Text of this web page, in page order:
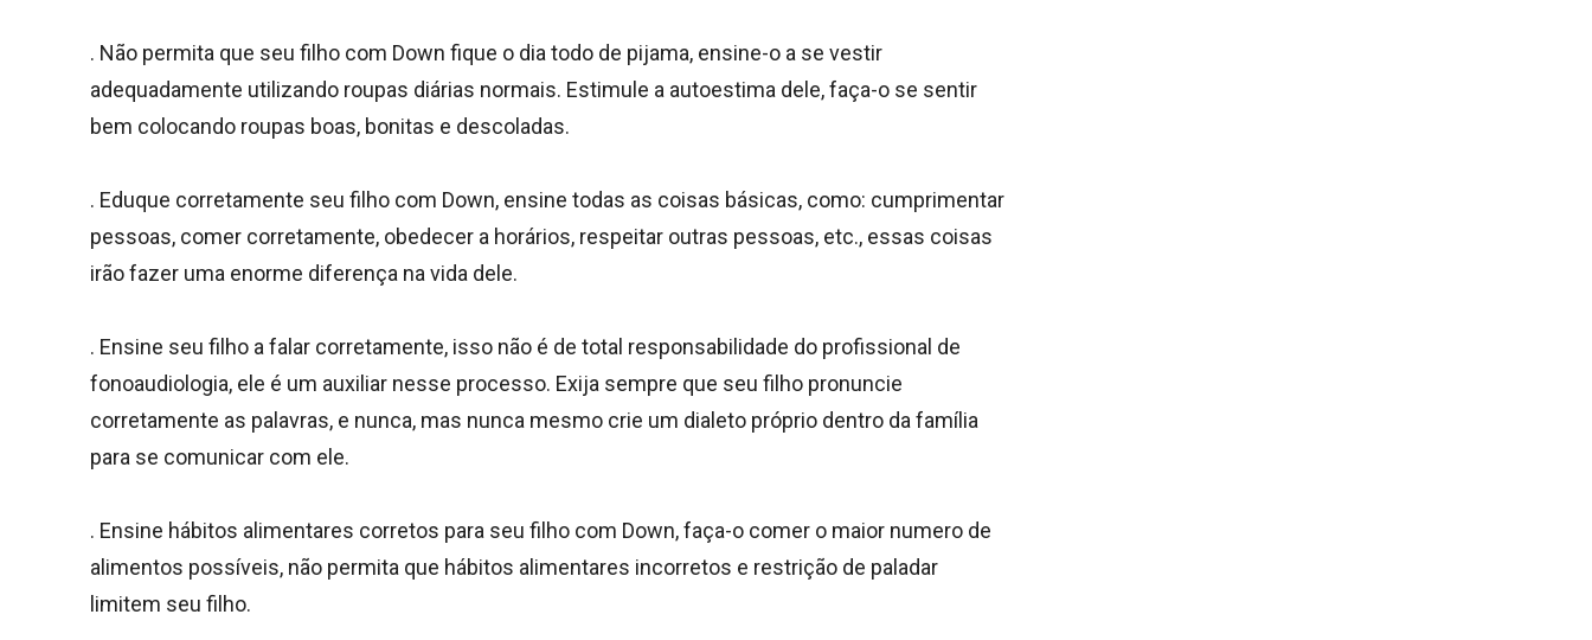
. Não permita que seu filho com Down fique o dia todo de pijama, ensine-o a se vestir
adequadamente utilizando roupas diárias normais. Estimule a autoestima dele, faça-o se sentir
bem colocando roupas boas, bonitas e descoladas.
. Eduque corretamente seu filho com Down, ensine todas as coisas básicas, como: cumprimentar
pessoas, comer corretamente, obedecer a horários, respeitar outras pessoas, etc., essas coisas
irão fazer uma enorme diferença na vida dele.
. Ensine seu filho a falar corretamente, isso não é de total responsabilidade do profissional de
fonoaudiologia, ele é um auxiliar nesse processo. Exija sempre que seu filho pronuncie
corretamente as palavras, e nunca, mas nunca mesmo crie um dialeto próprio dentro da família
para se comunicar com ele.
. Ensine hábitos alimentares corretos para seu filho com Down, faça-o comer o maior numero de
alimentos possíveis, não permita que hábitos alimentares incorretos e restrição de paladar
limitem seu filho.